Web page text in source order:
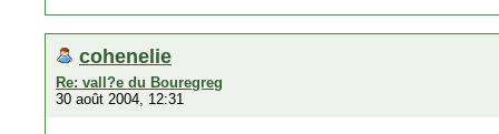
cohenelie
Re: vall?e du Bouregreg
30 août 2004, 12:31